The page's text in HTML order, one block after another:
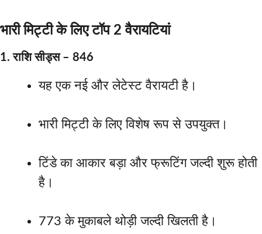
भारी मिट्टी के लिए टॉप 2 वैरायटियां
1. राशि सीड्स – 846
यह एक नई और लेटेस्ट वैरायटी है।
भारी मिट्टी के लिए विशेष रूप से उपयुक्त।
टिंडे का आकार बड़ा और फ्रूटिंग जल्दी शुरू होती
है।
773 के मुकाबले थोड़ी जल्दी खिलती है।